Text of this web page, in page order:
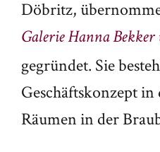
Döbritz,
Galerie Hanna Bekker
gegründet. Sie
Geschäftskonzept
Räumen in der